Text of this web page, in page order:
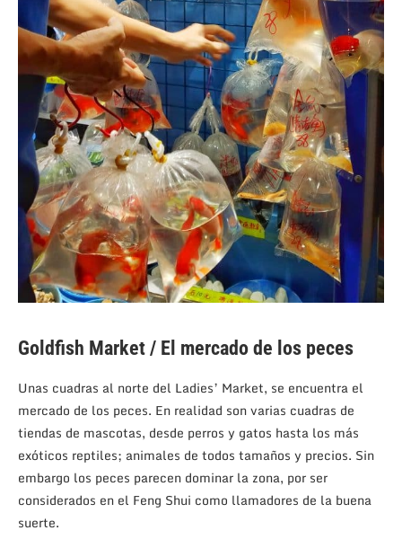
Goldfish Market / El mercado de los peces
Unas cuadras al norte del Ladies’ Market, se encuentra el
mercado de los peces. En realidad son varias cuadras de
tiendas de mascotas, desde perros y gatos hasta los más
exóticos reptiles; animales de todos tamaños y precios. Sin
embargo los peces parecen dominar la zona, por ser
considerados en el Feng Shui como llamadores de la buena
suerte.